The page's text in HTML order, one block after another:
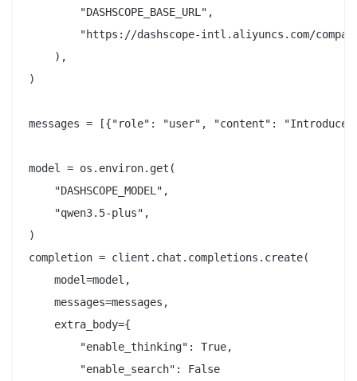
        "DASHSCOPE_BASE_URL",
"https://dashscope-intl.aliyuncs.com/
    ),
)
messages = [{"role": "user", "content": "Introduce
model = os.environ.get(
    "DASHSCOPE_MODEL",
    "qwen3.5-plus",
)
completion = client.chat.completions.create(
    model=model,
    messages=messages,
    extra_body={
        "enable_thinking": True,
        "enable_search": False